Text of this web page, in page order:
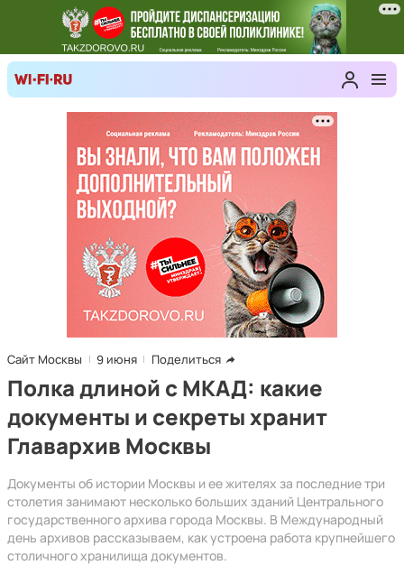
Сайт Москвы 9 июня Поделиться
Полка длиной с МКАД: какие
документы и секреты хранит
Главархив Москвы
Документы об истории Москвы и ее жителях за последние три
столетия занимают несколько больших зданий Центрального
государственного архива города Москвы. В Международный
день архивов рассказываем, как устроена работа крупнейшего
столичного хранилища документов.